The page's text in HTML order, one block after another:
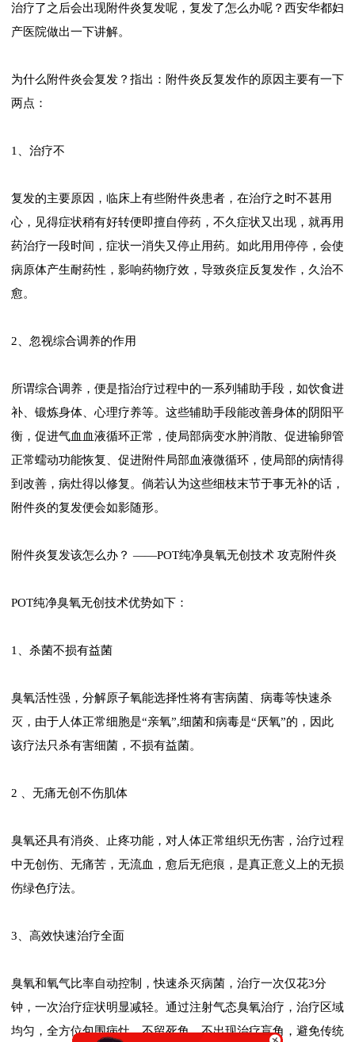
治疗了之后会出现附件炎复发呢，复发了怎么办呢？西安华都妇
产医院做出一下讲解。
为什么附件炎会复发？指出：附件炎反复发作的原因主要有一下
两点：
1、治疗不
复发的主要原因，临床上有些附件炎患者，在治疗之时不甚用
心，见得症状稍有好转便即擅自停药，不久症状又出现，就再用
药治疗一段时间，症状一消失又停止用药。如此用用停停，会使
病原体产生耐药性，影响药物疗效，导致炎症反复发作，久治不
愈。
2、忽视综合调养的作用
所谓综合调养，便是指治疗过程中的一系列辅助手段，如饮食进
补、锻炼身体、心理疗养等。这些辅助手段能改善身体的阴阳平
衡，促进气血血液循环正常，使局部病变水肿消散、促进输卵管
正常蠕动功能恢复、促进附件局部血液微循环，使局部的病情得
到改善，病灶得以修复。倘若认为这些细枝末节于事无补的话，
附件炎的复发便会如影随形。
附件炎复发该怎么办？ ——POT纯净臭氧无创技术 攻克附件炎
POT纯净臭氧无创技术优势如下：
1、杀菌不损有益菌
臭氧活性强，分解原子氧能选择性将有害病菌、病毒等快速杀
灭，由于人体正常细胞是“亲氧”,细菌和病毒是“厌氧”的，因此
该疗法只杀有害细菌，不损有益菌。
2 、无痛无创不伤肌体
臭氧还具有消炎、止疼功能，对人体正常组织无伤害，治疗过程
中无创伤、无痛苦，无流血，愈后无疤痕，是真正意义上的无损
伤绿色疗法。
3、高效快速治疗全面
臭氧和氧气比率自动控制，快速杀灭病菌，治疗一次仅花3分
钟，一次治疗症状明显减轻。通过注射气态臭氧治疗，治疗区域
均匀，全方位包围病灶，不留死角，不出现治疗盲角，避免传统